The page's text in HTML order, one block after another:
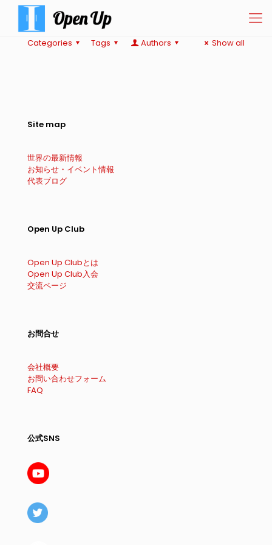
Categories Tags Authors Show all
Site map
世界の最新情報
お知らせ・イベント情報
代表ブログ
Open Up Club
Open Up Clubとは
Open Up Club入会
交流ページ
お問合せ
会社概要
お問い合わせフォーム
FAQ
公式SNS